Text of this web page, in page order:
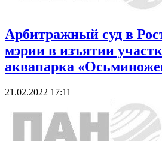
Арбитражный суд в
мэрии в изъятии
аквапарка
21.02.2022 17:11